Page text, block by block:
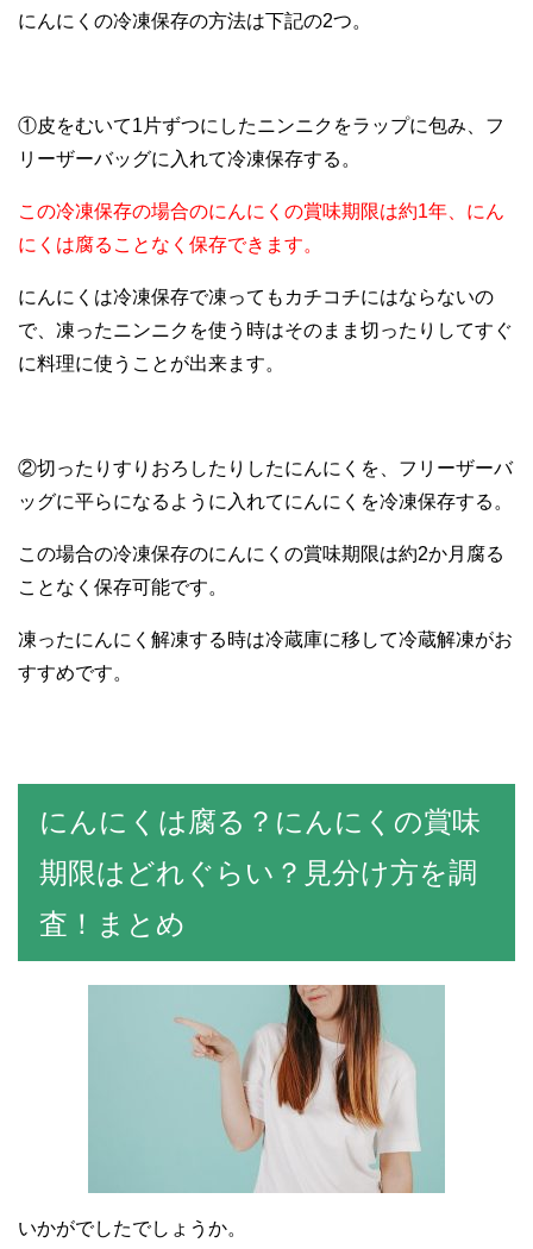
にんにくの冷凍保存の方法は下記の2つ。
①皮をむいて1片ずつにしたニンニクをラップに包み、フ
リーザーバッグに入れて冷凍保存する。
この冷凍保存の場合のにんにくの賞味期限は約1年、にん
にくは腐ることなく保存できます。
にんにくは冷凍保存で凍ってもカチコチにはならないの
で、凍ったニンニクを使う時はそのまま切ったりしてすぐ
に料理に使うことが出来ます。
②切ったりすりおろしたりしたにんにくを、フリーザーバ
ッグに平らになるように入れてにんにくを冷凍保存する。
この場合の冷凍保存のにんにくの賞味期限は約2か月腐る
ことなく保存可能です。
凍ったにんにく解凍する時は冷蔵庫に移して冷蔵解凍がお
すすめです。
にんにくは腐る？にんにくの賞味
期限はどれぐらい？見分け方を調
査！まとめ
いかがでしたでしょうか。